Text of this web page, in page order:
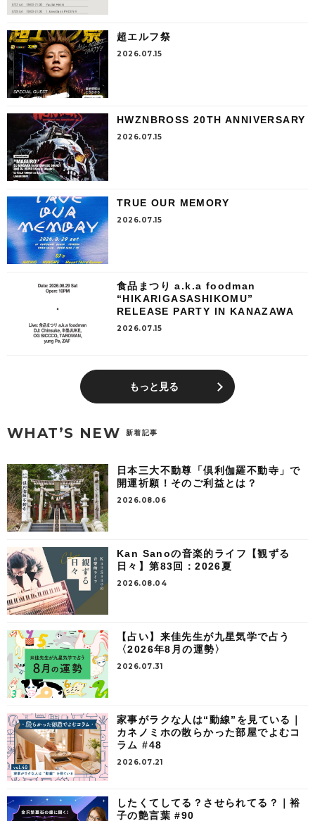
超エルフ祭
2026.07.15
HWZNBROSS 20TH ANNIVERSARY
2026.07.15
TRUE OUR MEMORY
2026.07.15
食品まつり a.k.a foodman
“HIKARIGASASHIKOMU”
RELEASE PARTY IN KANAZAWA
2026.07.15
もっと見る
WHAT’S NEW 新着記事
日本三大不動尊「倶利伽羅不動寺」で
開運祈願！そのご利益とは？
2026.08.06
Kan Sanoの音楽的ライフ【観ずる
日々】第83回：2026夏
2026.08.04
【占い】来佳先生が九星気学で占う
〈2026年8月の運勢〉
2026.07.31
家事がラクな人は“動線”を見ている｜
カネノミホの散らかった部屋でよむコ
ラム #48
2026.07.21
したくてしてる？させられてる？｜裕
子の艶言葉 #90